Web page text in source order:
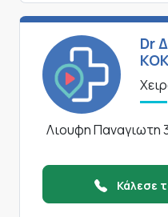
Dr
Λιουφη Παναγιωτη
Κάλεσε